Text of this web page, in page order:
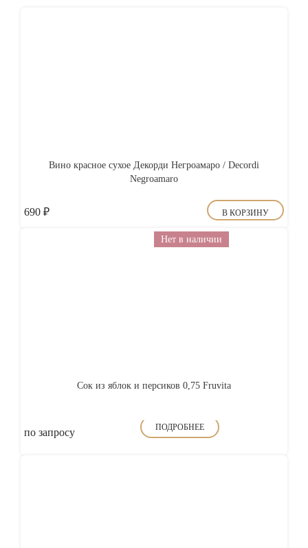
Вино красное сухое Декорди Негроамаро / Decordi
Negroamaro
690 ₽ В КОРЗИНУ
Нет в наличии
Сок из яблок и персиков 0,75 Fruvita
по запросу ПОДРОБНЕЕ